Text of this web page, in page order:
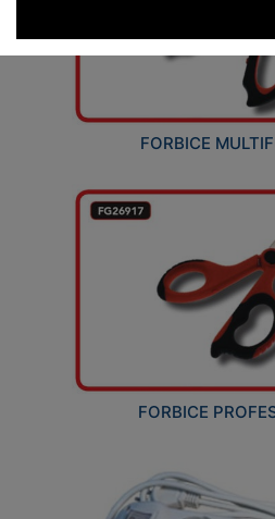
FORBICE
FORBICE